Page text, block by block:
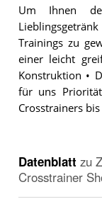
Um Ihnen
Trainings zu
einer leicht
Konstruktion •
für uns
Crosstrainers
Datenblatt zu
Crosstrainer